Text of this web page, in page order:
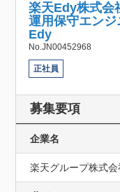
楽天Edy株式会
運用保守エン
Edy
No.JN00452968
正社員
募集要項
企業名
楽天グループ株式会